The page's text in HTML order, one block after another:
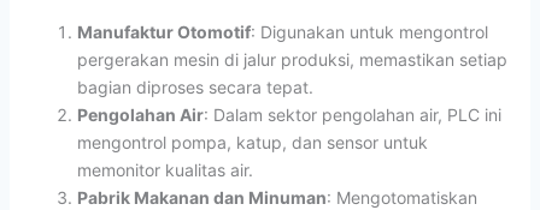
Manufaktur Otomotif: Digunakan untuk mengontrol
pergerakan mesin di jalur produksi, memastikan setiap
bagian diproses secara tepat.
Pengolahan Air: Dalam sektor pengolahan air, PLC ini
mengontrol pompa, katup, dan sensor untuk
memonitor kualitas air.
Pabrik Makanan dan Minuman: Mengotomatiskan